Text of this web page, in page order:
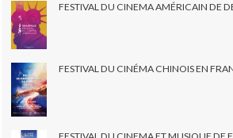
FESTIVAL DU CINEMA AMÉRICAIN DE
FESTIVAL DU CINÉMA CHINOIS EN